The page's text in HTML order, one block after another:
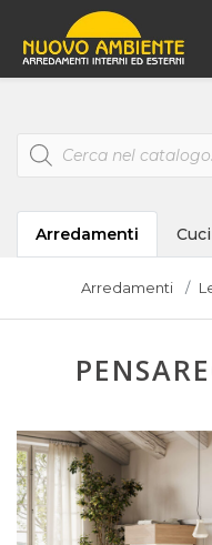
Products
search
Arredamenti
Arredamenti